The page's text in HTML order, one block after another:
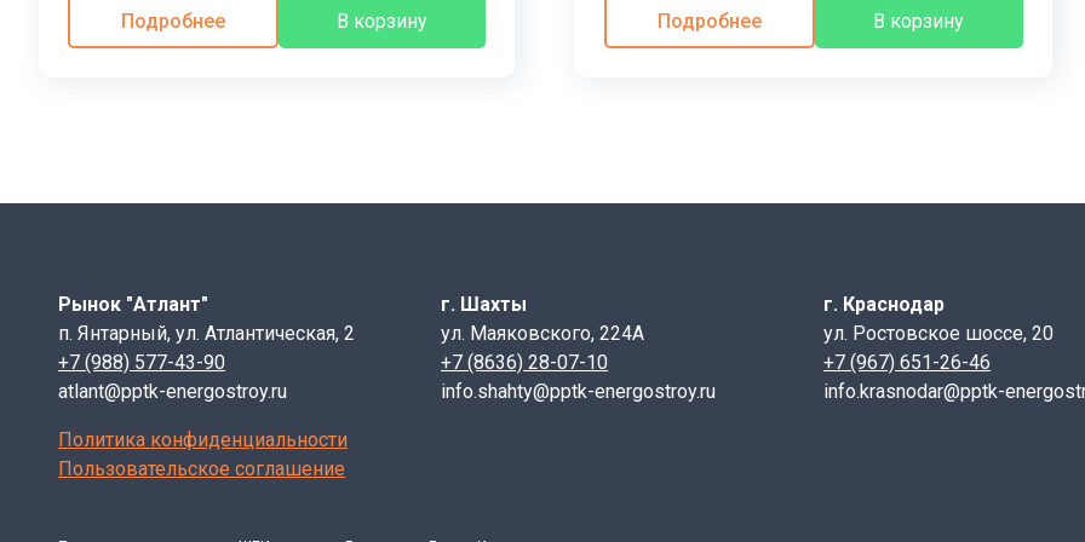
выполняется с использованием монтажных петель и специальных захватов.
Транспортировка и хранение:
Хранениеблоков ФБС 12-5-6 т
производится в штабелях с прокладкой деревянных подкладок между рядами.
Транспортировка осуществляется на специализированном транспорте с надежным креплением каждого
Купить блок фундаментный ФБС 12.5.6 (1,18х0,50х0,58), ГОСТ 13579-2018
смотрите контакты ), или на наших базах в Ростове-на-Дону, Краснодаре и Шахтах. Через сайт, в онлайн
Подробнее В корзину Подробнее В корзину
Рынок "Атлант"
п. Янтарный, ул. Атлантическая, 2
+7 (988) 577-43-90
atlant@pptk-energostroy.ru
г. Шахты
ул. Маяковского, 224А
+7 (8636) 28-07-10
info.shahty@pptk-energostroy.ru
г. Краснодар
ул. Ростовское шоссе, 20
+7 (967) 651-26-46
info.krasnodar@pptk-
Политика конфиденциальности
Пользовательское соглашение